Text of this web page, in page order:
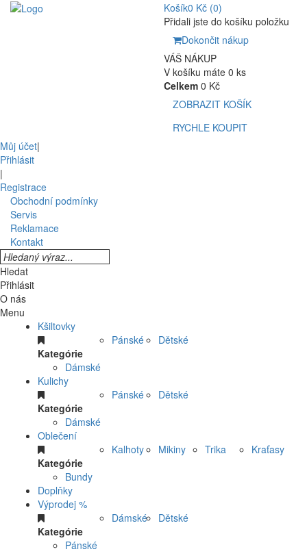
Košík0 Kč (0)
Přidali jste do košíku položku
Dokončit nákup
VÁŠ NÁKUP
V košíku máte 0 ks
Celkem 0 Kč
ZOBRAZIT KOŠÍK
RYCHLE KOUPIT
Můj účet|
Přihlásit
|
Registrace
Obchodní podmínky
Servis
Reklamace
Kontakt
Hledat
Přihlásit
O nás
Menu
Kšiltovky
Kategórie
Dámské
Pánské Dětské
Kulichy
Kategórie
Dámské
Pánské Dětské
Oblečení
Kategórie
Bundy
Kalhoty Mikiny Trika Kraťasy
Doplňky
Výprodej %
Kategórie
Pánské
Dámské Dětské